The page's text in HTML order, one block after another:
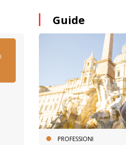
Guide
PROFESSIONI